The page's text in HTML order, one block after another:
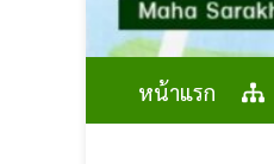
หน้าแรก